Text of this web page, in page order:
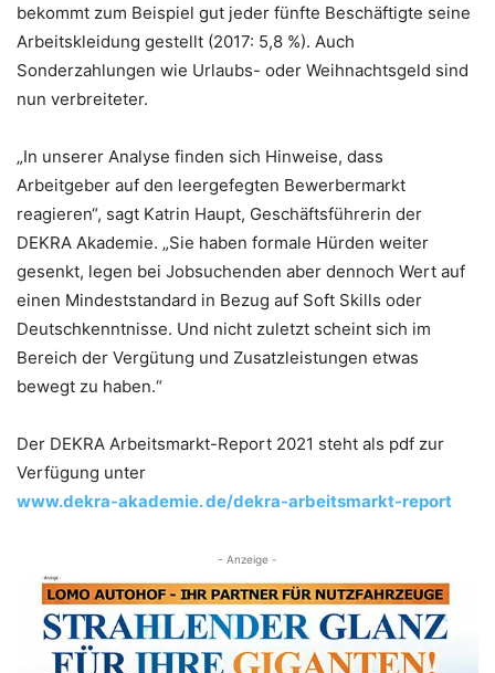
bekommt zum Beispiel gut jeder fünfte Beschäftigte seine
Arbeitskleidung gestellt (2017: 5,8 %). Auch
Sonderzahlungen wie Urlaubs- oder Weihnachtsgeld sind
nun verbreiteter.
„In unserer Analyse finden sich Hinweise, dass
Arbeitgeber auf den leergefegten Bewerbermarkt
reagieren“, sagt Katrin Haupt, Geschäftsführerin der
DEKRA Akademie. „Sie haben formale Hürden weiter
gesenkt, legen bei Jobsuchenden aber dennoch Wert auf
einen Mindeststandard in Bezug auf Soft Skills oder
Deutschkenntnisse. Und nicht zuletzt scheint sich im
Bereich der Vergütung und Zusatzleistungen etwas
bewegt zu haben.“
Der DEKRA Arbeitsmarkt-Report 2021 steht als pdf zur
Verfügung unter
www.dekra-akademie. de/dekra-arbeitsmarkt-report
- Anzeige -